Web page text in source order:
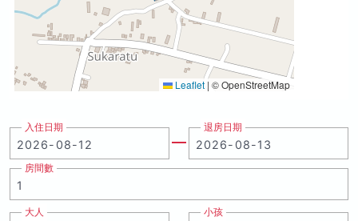
Leaflet | © OpenStreetMap
入住日期 退房日期
房間數
大人 小孩